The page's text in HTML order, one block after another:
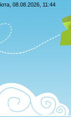
08.08.2026, 11:44